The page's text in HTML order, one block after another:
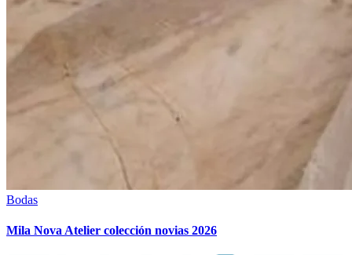
Bodas
Mila Nova Atelier colección novias 2026